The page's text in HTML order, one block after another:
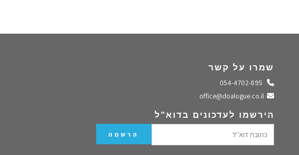
שמרו על קשר
התקשרו אלינו
שלחו מייל
הירשמו לעדכונים בדוא"ל